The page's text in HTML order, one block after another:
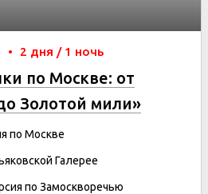
• 2 дня / 1 ночь
по Москве: от
Золотой мили»
по Москве
Галерее
по Замоскворечью